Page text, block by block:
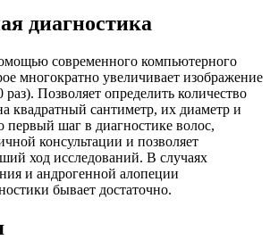
диагностика
современного компьютерного
многократно увеличивает изображение
Позволяет определить количество
квадратный сантиметр, их диаметр и
первый шаг в диагностике волос,
консультации и позволяет
ход исследований. В случаях
и андрогенной алопеции
бывает достаточно.